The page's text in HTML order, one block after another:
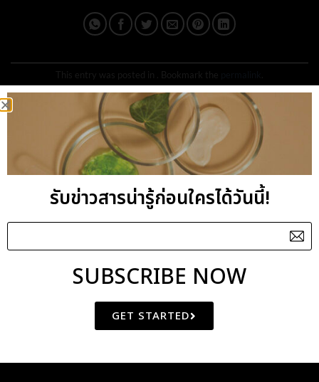
This entry was posted in . Bookmark the
IPLUSQ_ADMAIN
CATEGORIES
รับข่าวสารน่ารู้ก่อนใครได้วันนี้!
SUBSCRIBE NOW
GET STARTED